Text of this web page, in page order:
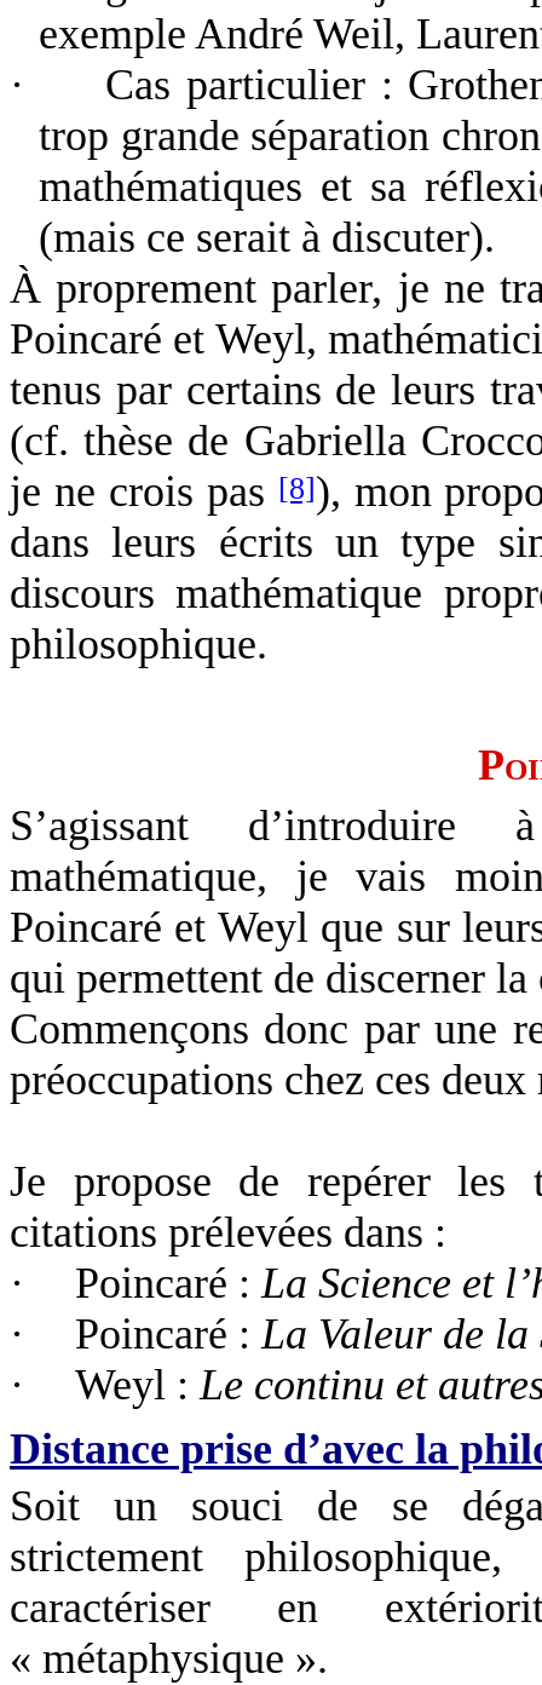
exemple André Weil,
·
Cas particulier :
trop grande séparation
mathématiques et sa
(mais ce serait à discuter).
À proprement parler, je ne
Poincaré et Weyl,
tenus par certains de leurs
(cf. thèse de Gabriella
je ne crois pas [8]), mon
dans leurs écrits un type
discours mathématique
philosophique.
S’agissant
mathématique, je vais
Poincaré et Weyl que sur
qui permettent de discerner
Commençons donc par une
préoccupations chez ces
Je propose de repérer les
citations prélevées dans :
·
Poincaré :La Science et
·
Poincaré :La Valeur de la
·
Weyl :Le continu et
Distance prise d’avec la
Soit un souci de se
strictement
caractériser en
« métaphysique ».